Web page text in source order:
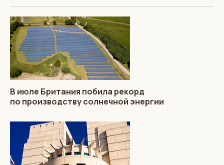
В июле Британия побила рекорд
по производству солнечной энергии